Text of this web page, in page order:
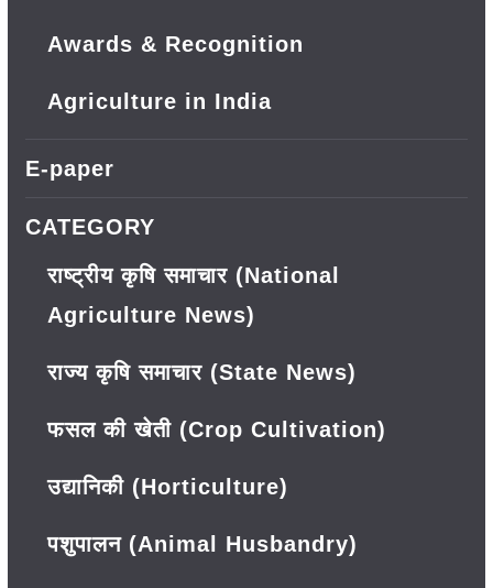
Awards & Recognition
Agriculture in India
E-paper
CATEGORY
राष्ट्रीय कृषि समाचार (National
Agriculture News)
राज्य कृषि समाचार (State News)
फसल की खेती (Crop Cultivation)
उद्यानिकी (Horticulture)
पशुपालन (Animal Husbandry)